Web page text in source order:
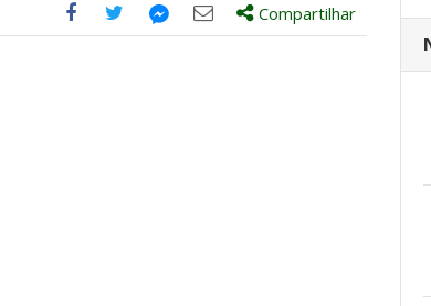
Compartilhe
CompartilheCompartilhe
Compartilhar